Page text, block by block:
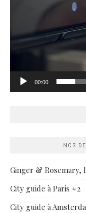
00:00
NOS
Ginger & Rosemary,
City guide à Paris #2
City guide à